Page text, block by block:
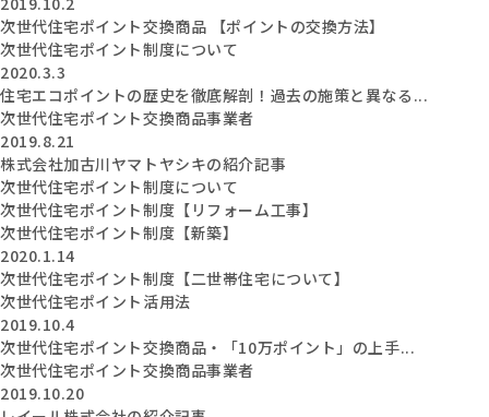
次世代住宅ポイント交換商品 【ポイントの交換方法】
次世代住宅ポイント制度について
2020.3.3
住宅エコポイントの歴史を徹底解剖！過去の施策と異なる...
次世代住宅ポイント交換商品事業者
2019.8.21
株式会社加古川ヤマトヤシキの紹介記事
次世代住宅ポイント制度について
次世代住宅ポイント制度【リフォーム工事】
次世代住宅ポイント制度【新築】
2020.1.14
次世代住宅ポイント制度【二世帯住宅について】
次世代住宅ポイント活用法
2019.10.4
次世代住宅ポイント交換商品・「10万ポイント」の上手...
次世代住宅ポイント交換商品事業者
2019.10.20